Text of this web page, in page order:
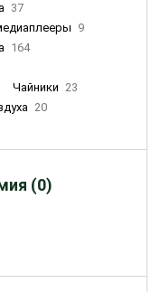
37
9
164
Чайники 23
20
(0)